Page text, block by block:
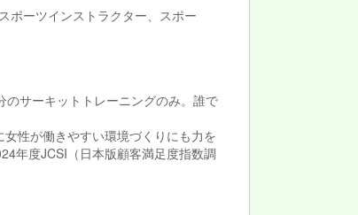
ポーツインストラクター、スポー
サーキットトレーニングのみ。誰で
性が働きやすい環境づくりにも力を
年度JCSI（日本版顧客満足度指数調